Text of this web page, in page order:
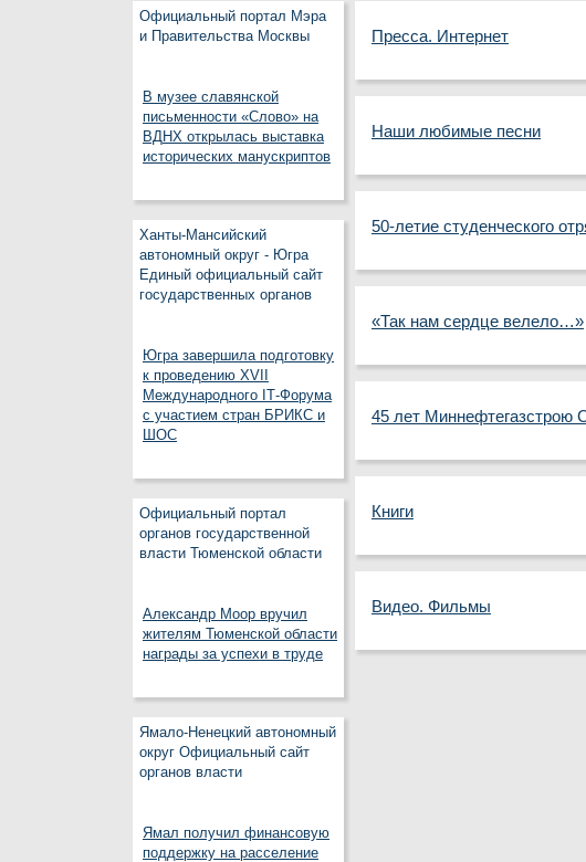
Официальный портал Мэра
и Правительства Москвы
В музее славянской
письменности «Слово» на
ВДНХ открылась выставка
исторических манускриптов
Ханты-Мансийский
автономный округ - Югра
Единый официальный сайт
государственных органов
Югра завершила подготовку
к проведению XVII
Международного IT‑Форума
с участием стран БРИКС и
ШОС
Официальный портал
органов государственной
власти Тюменской области
Александр Моор вручил
жителям Тюменской области
награды за успехи в труде
Ямало-Ненецкий автономный
округ Официальный сайт
органов власти
Ямал получил финансовую
поддержку на расселение
Пресса. Интернет
Наши любимые песни
50-летие студенческого
«Так нам сердце велело…»
45 лет Миннефтегазстрою
Книги
Видео. Фильмы